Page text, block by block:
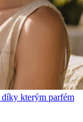
kterým parfém